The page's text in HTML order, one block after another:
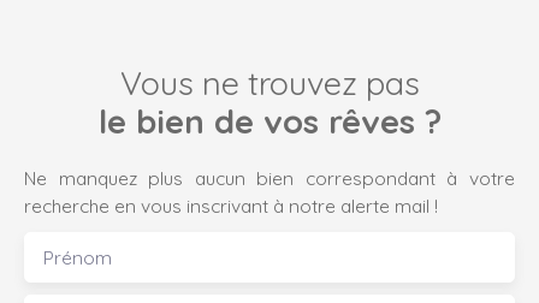
Vous ne trouvez pas
le bien de vos rêves ?
Ne manquez plus aucun bien correspondant à votre
recherche en vous inscrivant à notre alerte mail !
Prénom